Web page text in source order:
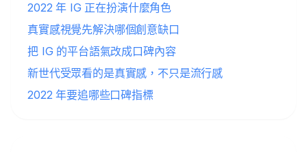
2022 年 IG 正在扮演什麼角色
真實感視覺先解決哪個創意缺口
把 IG 的平台語氣改成口碑內容
新世代受眾看的是真實感，不只是流行感
2022 年要追哪些口碑指標